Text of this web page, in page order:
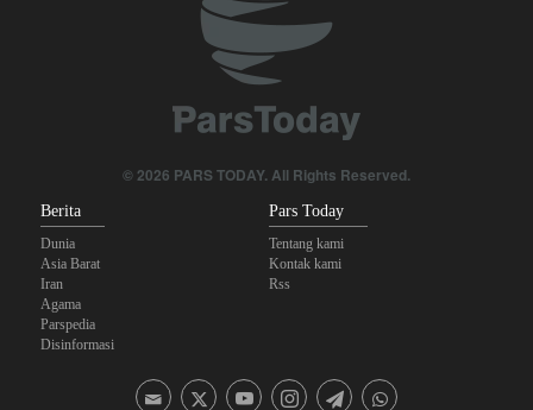
Saudi Tewas dan Terluka
Perlawanan Baru di Suriah Selatan Menarget Posisi Militer Israel
Operasi terbaru Militer Yaman; Kilang Aramco di Jizan Jadi
Langkah Gila—Turki Akan Jadi 'Penjaga Bayaran'!
© 2026 PARS TODAY. All Rights Reserved.
Berita
Dunia
Asia Barat
Iran
Agama
Parspedia
Disinformasi
Pars Today
Tentang kami
Kontak kami
Rss